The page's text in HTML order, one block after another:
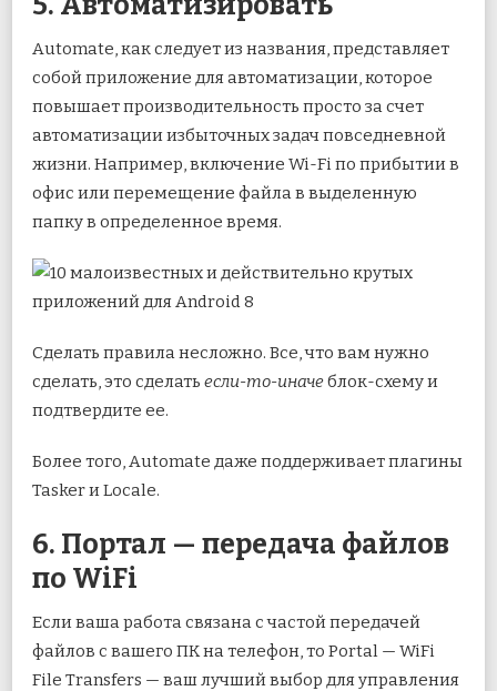
Automate, как следует из названия, представляет
собой приложение для автоматизации, которое
повышает производительность просто за счет
автоматизации избыточных задач повседневной
жизни. Например, включение Wi-Fi по прибытии в
офис или перемещение файла в выделенную
папку в определенное время.
Сделать правила несложно. Все, что вам нужно
сделать, это сделать если-то-иначеблок-схему и
подтвердите ее.
Более того, Automate даже поддерживает плагины
Tasker и Locale.
6. Портал — передача файлов
по WiFi
Если ваша работа связана с частой передачей
файлов с вашего ПК на телефон, то Portal — WiFi
File Transfers — ваш лучший выбор для управления